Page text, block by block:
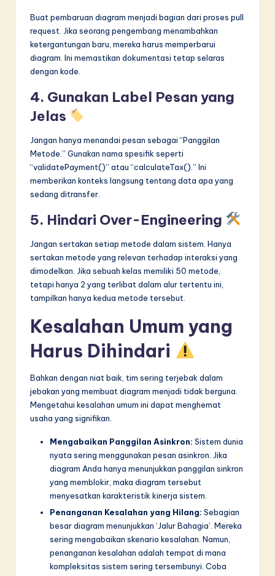
Buat pembaruan diagram menjadi bagian dari proses pull
request. Jika seorang pengembang menambahkan
ketergantungan baru, mereka harus memperbarui
diagram. Ini memastikan dokumentasi tetap selaras
dengan kode.
4. Gunakan Label Pesan yang
Jelas
Jangan hanya menandai pesan sebagai “Panggilan
Metode.” Gunakan nama spesifik seperti
“validatePayment()” atau “calculateTax().” Ini
memberikan konteks langsung tentang data apa yang
sedang ditransfer.
5. Hindari Over-Engineering
Jangan sertakan setiap metode dalam sistem. Hanya
sertakan metode yang relevan terhadap interaksi yang
dimodelkan. Jika sebuah kelas memiliki 50 metode,
tetapi hanya 2 yang terlibat dalam alur tertentu ini,
tampilkan hanya kedua metode tersebut.
Kesalahan Umum yang
Harus Dihindari
Bahkan dengan niat baik, tim sering terjebak dalam
jebakan yang membuat diagram menjadi tidak berguna.
Mengetahui kesalahan umum ini dapat menghemat
usaha yang signifikan.
Mengabaikan Panggilan Asinkron: Sistem dunia
nyata sering menggunakan pesan asinkron. Jika
diagram Anda hanya menunjukkan panggilan sinkron
yang memblokir, maka diagram tersebut
menyesatkan karakteristik kinerja sistem.
Penanganan Kesalahan yang Hilang: Sebagian
besar diagram menunjukkan ‘Jalur Bahagia’. Mereka
sering mengabaikan skenario kesalahan. Namun,
penanganan kesalahan adalah tempat di mana
kompleksitas sistem sering tersembunyi. Coba